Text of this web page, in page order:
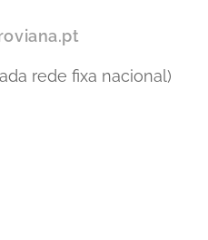
rede fixa nacional)